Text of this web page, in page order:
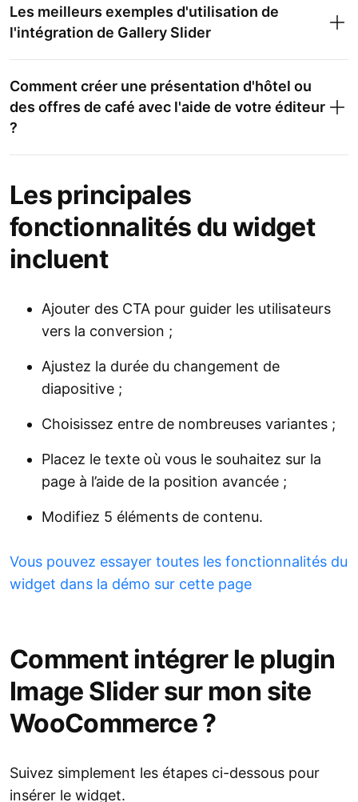
Les meilleurs exemples d'utilisation de
l'intégration de Gallery Slider
Comment créer une présentation d'hôtel ou
des offres de café avec l'aide de votre éditeur
?
Les principales
fonctionnalités du widget
incluent
Ajouter des CTA pour guider les utilisateurs
vers la conversion ;
Ajustez la durée du changement de
diapositive ;
Choisissez entre de nombreuses variantes ;
Placez le texte où vous le souhaitez sur la
page à l’aide de la position avancée ;
Modifiez 5 éléments de contenu.
Vous pouvez essayer toutes les fonctionnalités du
widget dans la démo sur cette page
Comment intégrer le plugin
Image Slider sur mon site
WooCommerce ?
Suivez simplement les étapes ci-dessous pour
insérer le widget.